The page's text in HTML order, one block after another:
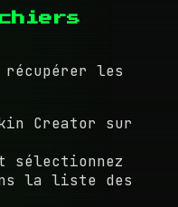
les
Creator sur
la liste des